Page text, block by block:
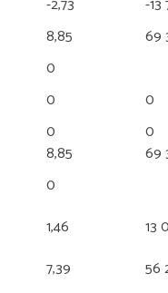
-2,73
-13
8,85
69
0
0
0
0
0
8,85
69
0
1,46
13
7,39
56